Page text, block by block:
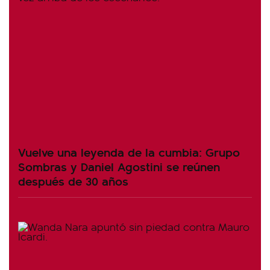
Vuelve una leyenda de la cumbia: Grupo
Sombras y Daniel Agostini se reúnen
después de 30 años